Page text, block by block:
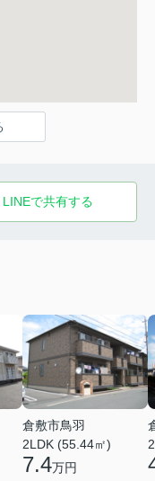
LINEで共有する
倉敷市鳥羽
2LDK (55.44㎡)
7.4万円